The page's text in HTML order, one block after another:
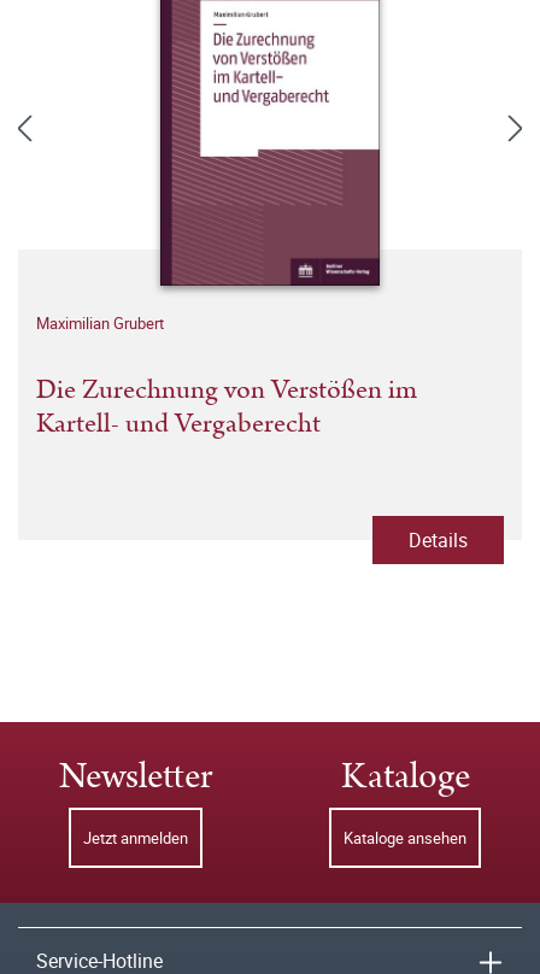
Maximilian Grubert
Die Zurechnung von Verstößen im
Kartell- und Vergaberecht
Details
Newsletter
Jetzt anmelden
Kataloge
Kataloge ansehen
Service-Hotline